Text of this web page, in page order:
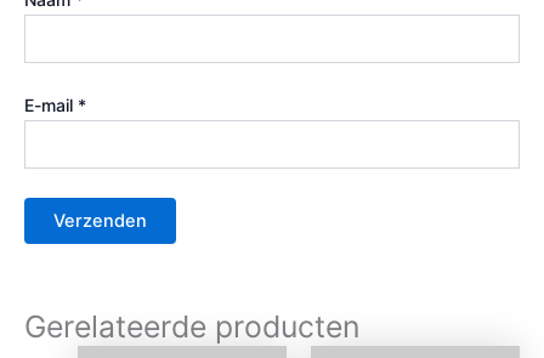
E-mail *
Gerelateerde producten